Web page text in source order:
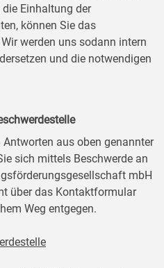
Einhaltung der
können Sie das
werden uns sodann intern
und die notwendigen
aus oben genannter
sich mittels Beschwerde an
mbH
über das Kontaktformular
Weg entgegen.